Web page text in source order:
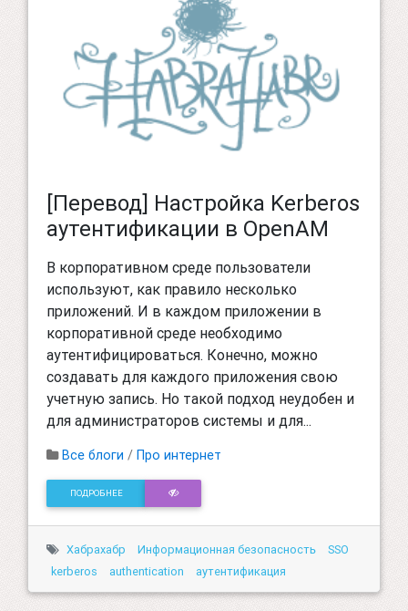
[Перевод] Настройка Kerberos
аутентификации в OpenAM
В корпоративном среде пользователи
используют, как правило несколько
приложений. И в каждом приложении в
корпоративной среде необходимо
аутентифицироваться. Конечно, можно
создавать для каждого приложения свою
учетную запись. Но такой подход неудобен и
для администраторов системы и для...
Все блоги / Про интернет
ПОДРОБНЕЕ
Хабрахабр Информационная безопасность
SSO
kerberos
authentication аутентификация